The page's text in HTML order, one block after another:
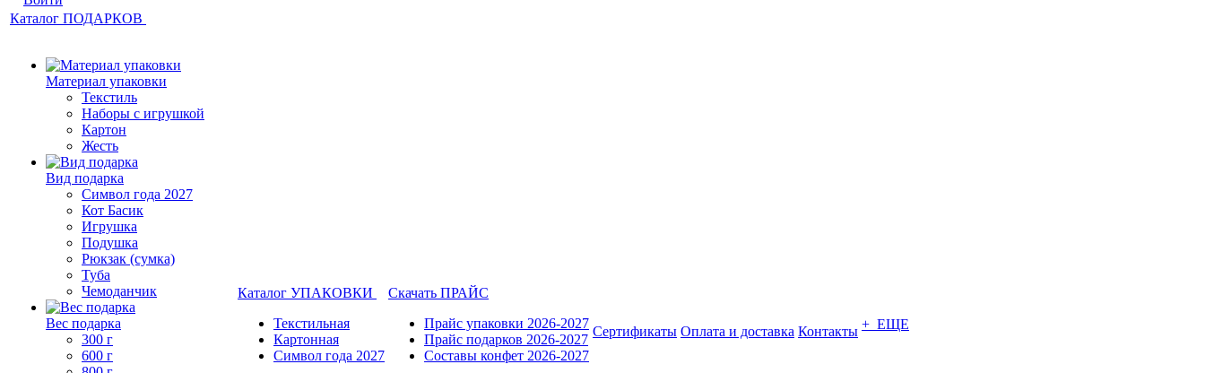
Каталог ПОДАРКОВ
Материал упаковки
Текстиль
Наборы с игрушкой
Картон
Жесть
Вид подарка
Символ года 2027
Кот Басик
Игрушка
Подушка
Рюкзак (сумка)
Туба
Чемоданчик
Вес подарка
300 г
600 г
Каталог УПАКОВКИ
Текстильная
Картонная
Символ года 2027
Скачать ПРАЙС
Прайс упаковки 2026-2027
Прайс подарков 2026-2027
Составы конфет 2026-2027
Сертификаты Оплата и доставка Контакты + ЕЩЕ